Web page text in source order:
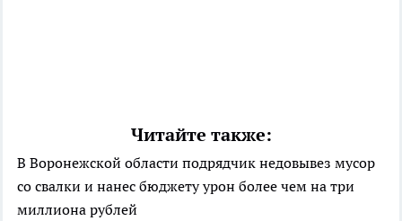
Читайте также:
В Воронежской области подрядчик недовывез мусор
со свалки и нанес бюджету урон более чем на три
миллиона рублей